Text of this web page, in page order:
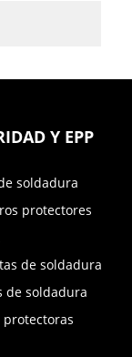
Y EPP
soldadura
protectores
de soldadura
de soldadura
protectoras